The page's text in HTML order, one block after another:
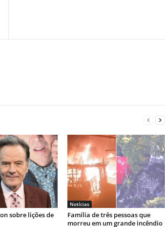
sobre lições de
Notícias
Família de três pessoas que
morreu em um grande incêndio